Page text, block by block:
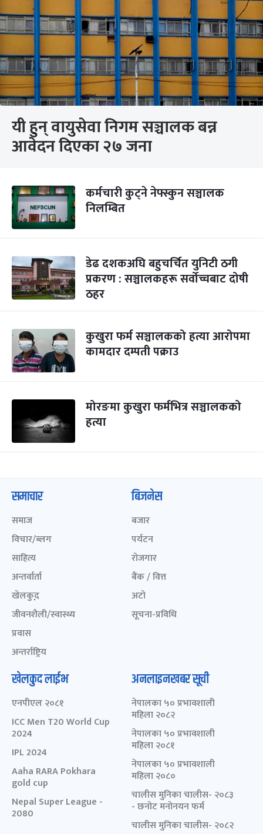
यी हुन् वायुसेवा निगम सञ्चालक बन्न
आवेदन दिएका २७ जना
कर्मचारी कुट्ने नेफ्स्कुन सञ्चालक
निलम्बित
डेढ दशकअघि बहुचर्चित युनिटी ठगी
प्रकरण : सञ्चालकहरू सर्वोच्चबाट दोषी
ठहर
कुखुरा फर्म सञ्चालकको हत्या आरोपमा
कामदार दम्पती पक्राउ
मोरङमा कुखुरा फर्मभित्र सञ्चालकको
हत्या
समाचार
समाज
विचार/ब्लग
साहित्य
अन्तर्वार्ता
खेलकुद़़
जीवनशैली/स्वास्थ्य
प्रवास
अन्तर्राष्ट्रिय
बिजनेस
बजार
पर्यटन
रोजगार
बैंक / वित्त
अटो
सूचना-प्रविधि
खेलकुद लाईभ
एनपीएल २०८१
ICC Men T20 World Cup
2024
IPL 2024
Aaha RARA Pokhara
gold cup
Nepal Super League -
2080
अनलाइनखबर सूची
नेपालका ५० प्रभावशाली
महिला २०८२
नेपालका ५० प्रभावशाली
महिला २०८१
नेपालका ५० प्रभावशाली
महिला २०८०
चालीस मुनिका चालीस- २०८३
- छनोट मनोनयन फर्म
चालीस मुनिका चालीस- २०८२